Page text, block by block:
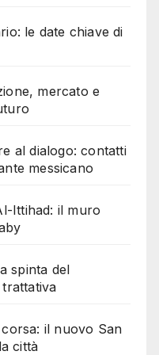
le date chiave di
mercato e
al dialogo: contatti
messicano
Ittihad: il muro
spinta del
il nuovo San
città